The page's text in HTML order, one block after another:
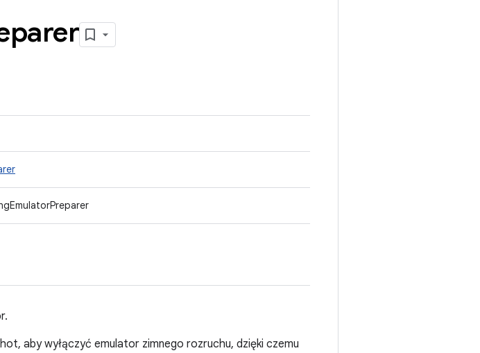
aby wyłączyć emulator zimnego rozruchu, dzięki czemu